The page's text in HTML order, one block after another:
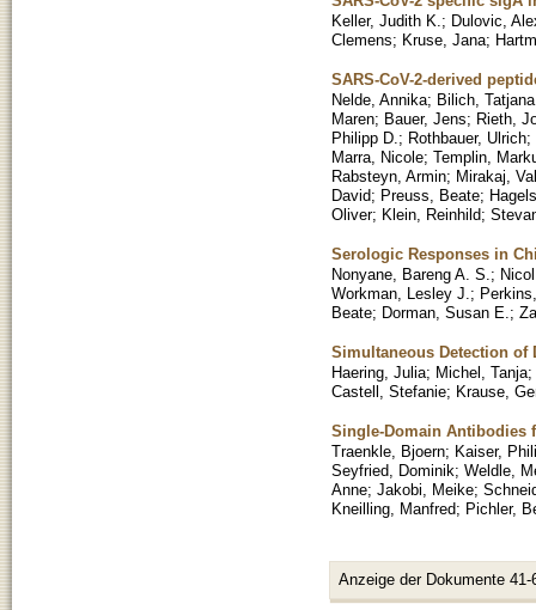
Keller, Judith K. ; Dulovic,
Clemens; Kruse, Jana;
SARS-CoV-2-derived
Nelde, Annika; Bilich, Tatjana
Maren; Bauer, Jens; Rieth,
Philipp D. ; Rothbauer, Ulrich;
Marra, Nicole; Templin,
Rabsteyn, Armin; Mirakaj,
David; Preuss, Beate;
Oliver; Klein, Reinhild;
Serologic Responses in
Nonyane, Bareng A. S. ;
Workman, Lesley J. ;
Beate; Dorman, Susan E. ;
Simultaneous Detection of
Haering, Julia; Michel, Tanja;
Castell, Stefanie; Krause,
Single-Domain Antibodies
Traenkle, Bjoern; Kaiser,
Seyfried, Dominik; Weldle,
Anne; Jakobi, Meike;
Kneilling, Manfred; Pichler,
Anzeige der Dokumente 41-